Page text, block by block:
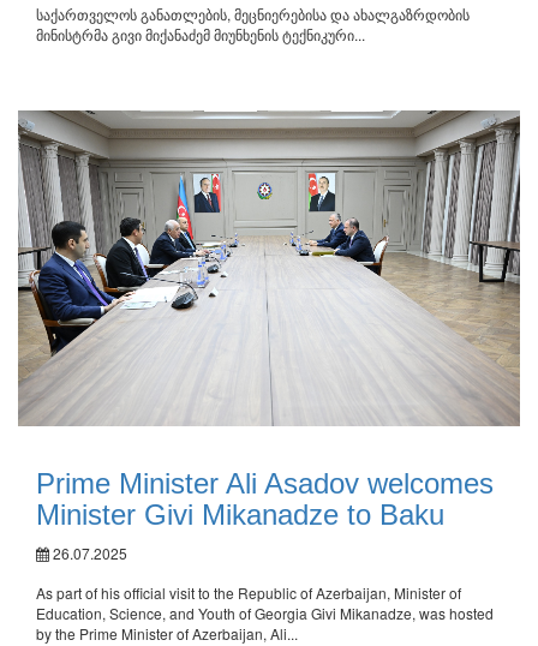
საქართველოს განათლების, მეცნიერებისა და ახალგაზრდობის
მინისტრმა გივი მიქანაძემ მიუნხენის ტექნიკური...
Prime Minister Ali Asadov welcomes
Minister Givi Mikanadze to Baku
26.07.2025
As part of his official visit to the Republic of Azerbaijan, Minister of
Education, Science, and Youth of Georgia Givi Mikanadze, was hosted
by the Prime Minister of Azerbaijan, Ali...